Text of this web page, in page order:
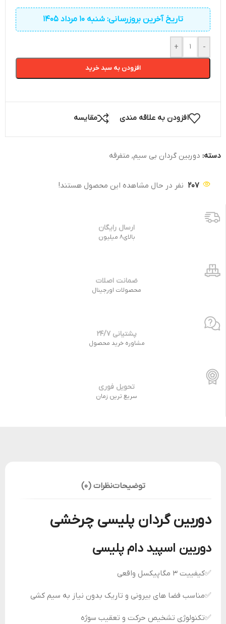
تاریخ آخرین بروزرسانی: شنبه 10 مرداد 1405
-
+
افزودن به سبد خرید
افزودن به علاقه مندی مقایسه
دسته: دوربین گردان بی سیم, متفرقه
207 نفر در حال مشاهده این محصول هستند!
ارسال رایگان
بالای8 میلیون
ضمانت اصلات
محصولات اورجینال
پشتیانی 24/7
مشاوره خرید محصول
تحویل فوری
سریع ترین زمان
توضیحاتنظرات (0)
دوربین گردان پلیسی چرخشی
دوربین اسپید دام پلیسی
‍✅کیفییت 3 مگاپیکسل واقعی
‍✅مناسب فضا های بیرونی و تاریک بدون نیاز به سیم کشی
‍✅تکنولوژی تشخیص حرکت و تعقیب سوژه